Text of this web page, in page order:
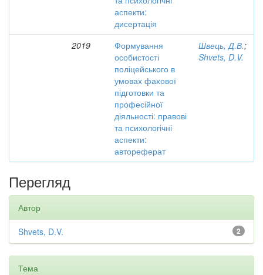
аспекти:
дисертація
2019
Формування
особистості
поліцейського в
умовах фахової
підготовки та
професійної
діяльності: правові
та психологічні
аспекти:
автореферат
Швець, Д.В.;
Shvets, D.V.
Перегляд
Автор
2
Shvets, D.V.
Тема